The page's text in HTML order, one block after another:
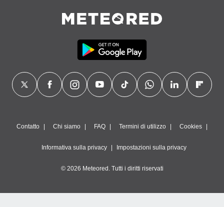
Contatto Chi siamo FAQ Termini di utilizzo Cookies
Informativa sulla privacy Impostazioni sulla privacy
© 2026 Meteored. Tutti i diritti riservati